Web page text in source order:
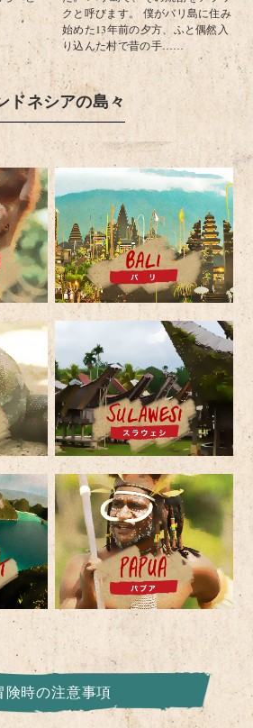
クと呼びます。 僕がバリ島に住み
始めた13年前の夕方、ふと偶然入
り込んた村で昔の手……
ドネシアの島々
険時の注意事項